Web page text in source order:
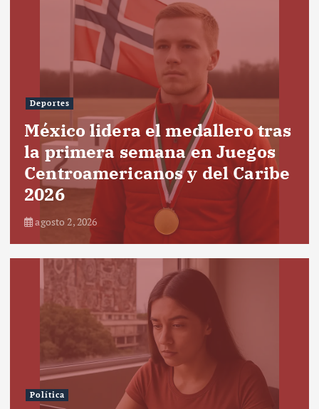
Deportes
México lidera el medallero tras
la primera semana en Juegos
Centroamericanos y del Caribe
2026
agosto 2, 2026
Política